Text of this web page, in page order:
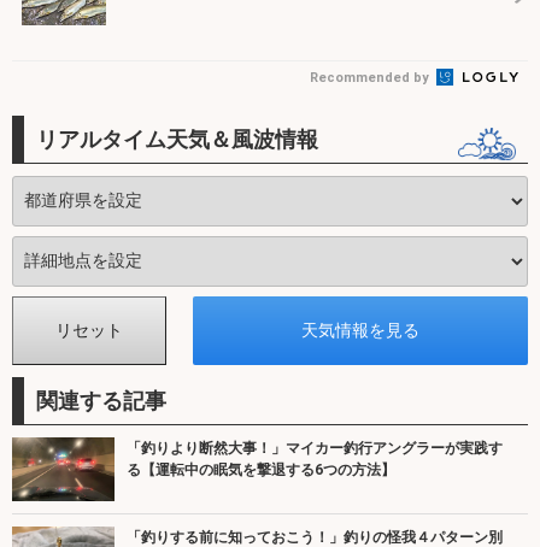
Recommended by
リアルタイム天気＆風波情報
関連する記事
「釣りより断然大事！」マイカー釣行アングラーが実践す
る【運転中の眠気を撃退する6つの方法】
「釣りする前に知っておこう！」釣りの怪我４パターン別